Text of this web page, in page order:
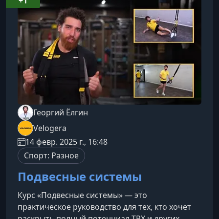
направленный на развитие силы, тонуса и
выносливости. Тренировки включают раб
Георгий Ёлгин
Velogera
14 февр. 2025 г., 16:48
Спорт: Разное
Подвесные системы
Курс «Подвесные системы» — это
практическое руководство для тех, кто хочет